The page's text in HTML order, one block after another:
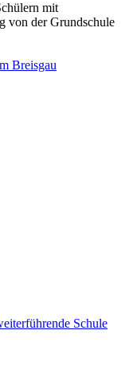
mit
von der Grundschule
Breisgau
Schule